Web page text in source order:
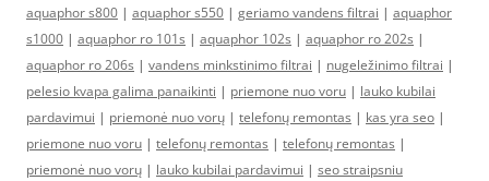
aquaphor s800 | aquaphor s550 | geriamo vandens filtrai | aquaphor
s1000 | aquaphor ro 101s | aquaphor 102s | aquaphor ro 202s |
aquaphor ro 206s | vandens minkstinimo filtrai | nugeležinimo filtrai |
pelesio kvapa galima panaikinti | priemone nuo voru | lauko kubilai
pardavimui | priemonė nuo vorų | telefonų remontas | kas yra seo |
priemone nuo voru | telefonų remontas | telefonų remontas |
priemonė nuo vorų | lauko kubilai pardavimui | seo straipsniu